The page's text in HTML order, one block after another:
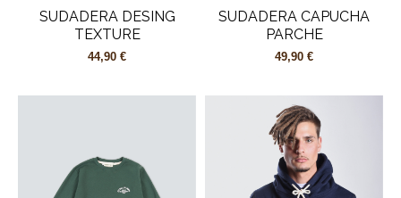
SUDADERA DESING
TEXTURE
44,90 €
SUDADERA CAPUCHA
PARCHE
49,90 €